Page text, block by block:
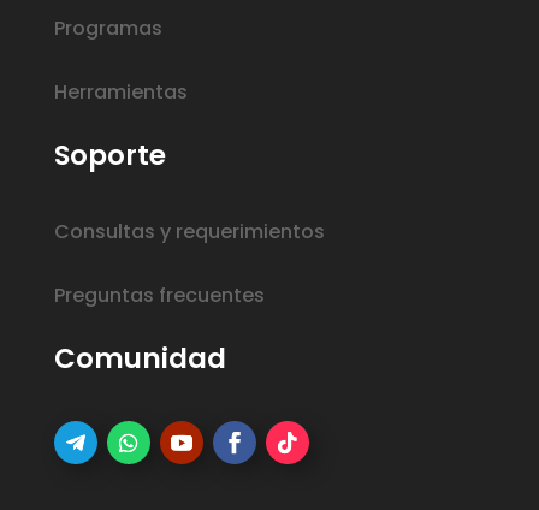
Programas
Herramientas
Soporte
Consultas y requerimientos
Preguntas frecuentes
Comunidad